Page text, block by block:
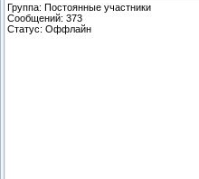
Группа: Постоянные участники
Сообщений: 373
Статус: Оффлайн